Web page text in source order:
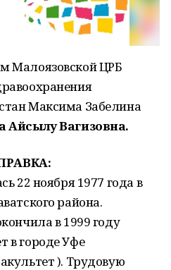
Малоязовской ЦРБ
Максима Забелина
Айсылу Вагизовна.
22 ноября 1977 года в
района.
в 1999 году
в городе Уфе
). Трудовую